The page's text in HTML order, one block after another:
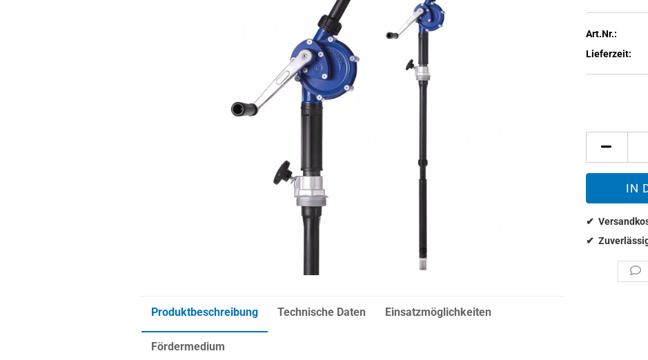
Art.Nr.:
Lieferzeit:
Produktbeschreibung Technische Daten Einsatzmöglichkeiten
Fördermedium